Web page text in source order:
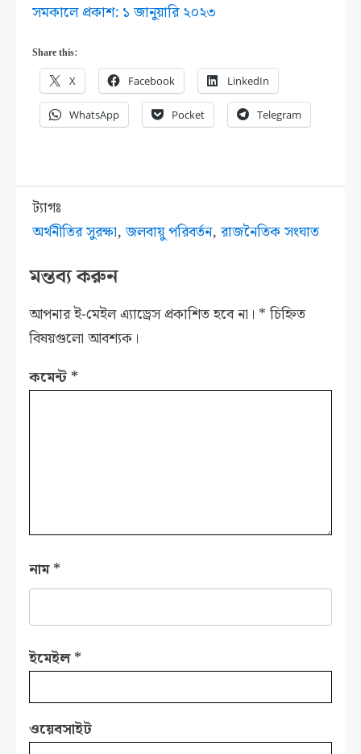
সমকালে প্রকাশ: ১ জানুয়ারি ২০২৩
Share this:
X Facebook LinkedIn
WhatsApp Pocket Telegram
ট্যাগঃ
অর্থনীতির সুরক্ষা,জলবায়ু পরিবর্তন,রাজনৈতিক সংঘাত
মন্তব্য করুন
আপনার ই-মেইল এ্যাড্রেস প্রকাশিত হবে না। * চিহ্নিত
বিষয়গুলো আবশ্যক।
কমেন্ট *
নাম*
ইমেইল*
ওয়েবসাইট